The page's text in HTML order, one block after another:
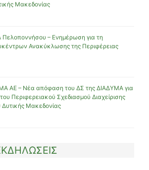
Μακεδονίας
– Ενημέρωση για τη
Ανακύκλωσης της Περιφέρειας
ΑΕ – Νέα απόφαση του ΔΣ της ΔΙΑΔΥΜΑ για
Περιφερειακού Σχεδιασμού Διαχείρισης
Μακεδονίας